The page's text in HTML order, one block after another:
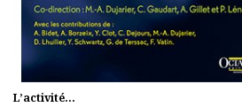
L’activité...